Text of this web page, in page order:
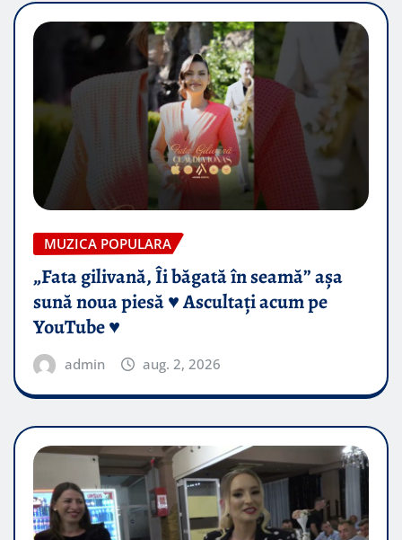
MUZICA POPULARA
„Fata gilivană, Îi băgată în seamă” așa
sună noua piesă ♥️ Ascultați acum pe
YouTube ♥️
admin aug. 2, 2026